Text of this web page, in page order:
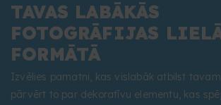
TAVAS LABĀKĀS
FOTOGRĀFIJAS
FORMĀTĀ
Izvēlies pamatni, kas vislabāk atbilst
pārvērt to par dekoratīvu elementu, kas